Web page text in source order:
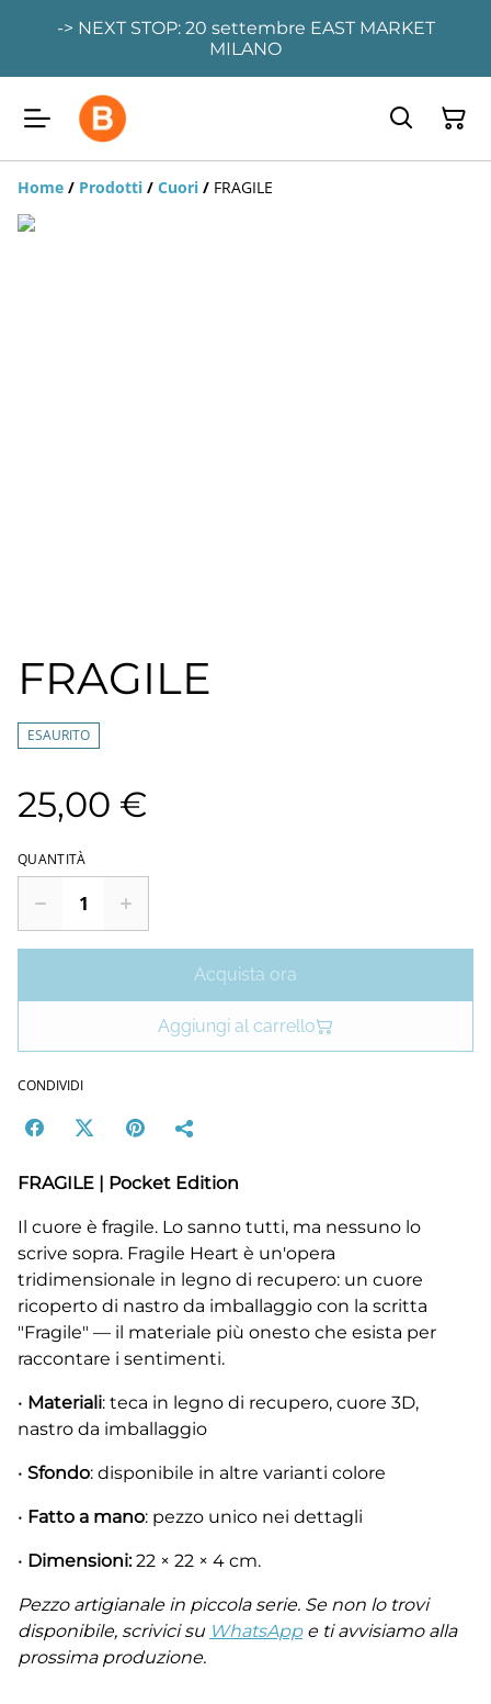
-> NEXT STOP: 20 settembre EAST MARKET
MILANO
Home / Prodotti / Cuori / FRAGILE
FRAGILE
ESAURITO
25,00 €
QUANTITÀ
Acquista ora
Aggiungi al carrello
CONDIVIDI
FRAGILE | Pocket Edition
Il cuore è fragile. Lo sanno tutti, ma nessuno lo
scrive sopra. Fragile Heart è un'opera
tridimensionale in legno di recupero: un cuore
ricoperto di nastro da imballaggio con la scritta
"Fragile" — il materiale più onesto che esista per
raccontare i sentimenti.
• Materiali: teca in legno di recupero, cuore 3D,
nastro da imballaggio
• Sfondo: disponibile in altre varianti colore
• Fatto a mano: pezzo unico nei dettagli
• Dimensioni:22 × 22 × 4 cm.
Pezzo artigianale in piccola serie. Se non lo trovi
disponibile, scrivici su WhatsAppe ti avvisiamo alla
prossima produzione.